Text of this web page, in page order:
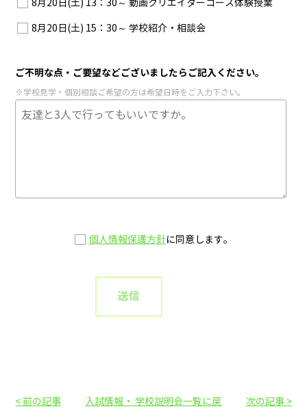
8月20日(土) 13：30～ 動画クリエイターコース体験授業
8月20日(土) 15：30～ 学校紹介・相談会
ご不明な点・ご要望などございましたらご記入ください。
※学校見学・個別相談ご希望の方は希望日時をご入力下さい。
個人情報保護方針に同意します。
< 前の記事 次の記事 >
入試情報・ 学校説明会一覧に戻